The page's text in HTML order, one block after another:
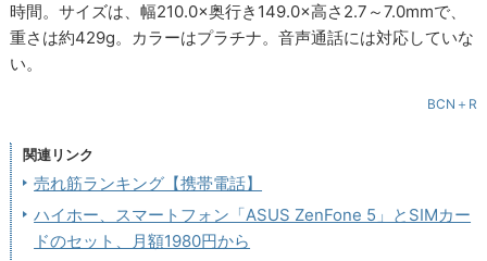
時間。サイズは、幅210.0×奥行き149.0×高さ2.7～7.0mmで、
重さは約429g。カラーはプラチナ。音声通話には対応していな
い。
BCN＋R
関連リンク
売れ筋ランキング【携帯電話】
ハイホー、スマートフォン「ASUS ZenFone 5」とSIMカー
ドのセット、月額1980円から